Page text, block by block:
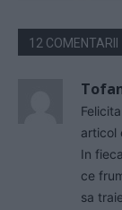
12 COMENTARII
articol
In
ce
sa